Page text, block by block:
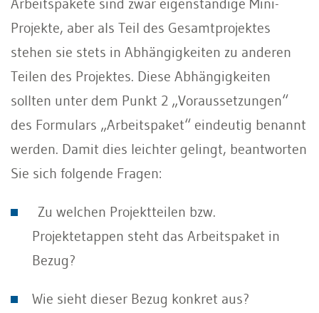
Arbeitspakete sind zwar eigenständige Mini-
Projekte, aber als Teil des Gesamtprojektes
stehen sie stets in Abhängigkeiten zu anderen
Teilen des Projektes. Diese Abhängigkeiten
sollten unter dem Punkt 2 „Voraussetzungen“
des Formulars „Arbeitspaket“ eindeutig benannt
werden. Damit dies leichter gelingt, beantworten
Sie sich folgende Fragen:
Zu welchen Projektteilen bzw.
Projektetappen steht das Arbeitspaket in
Bezug?
Wie sieht dieser Bezug konkret aus?